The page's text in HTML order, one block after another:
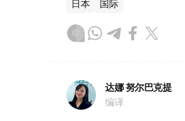
日本 国际
达娜 努尔巴克提
编译